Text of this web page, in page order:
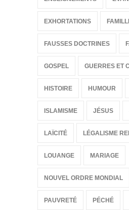
EXHORTATIONS
FAUSSES DOCTRINES
GOSPEL GUERRES ET
HISTOIRE HUMOUR
ISLAMISME JÉSUS
LAÏCITÉ LÉGALISME
LOUANGE MARIAGE
NOUVEL ORDRE MONDIAL
PAUVRETÉ PÉCHÉ